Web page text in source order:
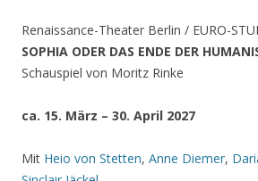
Renaissance-Theater Berlin / EURO-
SOPHIA ODER DAS ENDE DER
Schauspiel von Moritz Rinke
ca. 15. März – 30. April 2027
Mit Heio von Stetten, Anne Diemer,